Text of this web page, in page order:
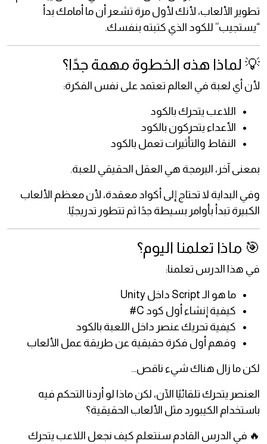
تطوير الألعاب، لأنك لأول مرة تشعر أن ما أمامك بدأ
“يستجيب” للكود الذي كتبته بنفسك.
💡 لماذا هذه الخطوة مهمة جدًا؟
لأن أي لعبة في العالم تعتمد على نفس الفكرة:
اللاعب يتحرك بالكود
الأعداء يتحركون بالكود
النقاط والتأثيرات تعمل بالكود
بمعنى آخر، البرمجة هي العقل الحقيقي للعبة.
وفي البداية لا تحتاج إلى أكواد معقدة، لأن معظم الألعاب
الكبيرة تبدأ بأوامر بسيطة جدًا ثم تتطور تدريجيًا.
🎯 ماذا تعلمنا اليوم؟
في هذا الدرس تعلمنا:
ما هو الـ Script داخل Unity
كيفية إنشاء أول كود C#
كيفية تحريك عنصر داخل اللعبة بالكود
وفهم أول فكرة حقيقية عن طريقة عمل الألعاب
لكن ما زال هناك شيء ناقص…
العنصر يتحرك تلقائيًا الآن، لكن ماذا لو أردنا التحكم فيه
باستخدام الكيبورد مثل الألعاب الحقيقية؟
🔥 في الدرس القادم سنتعلم كيف نجعل اللاعب يتحرك